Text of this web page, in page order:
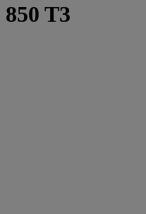
T3